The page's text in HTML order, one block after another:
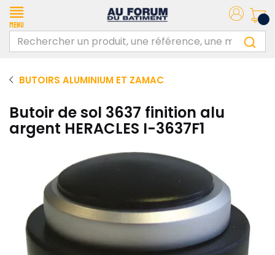
Menu
BUTOIRS ALUMINIUM ET ZAMAC
Butoir de sol 3637 finition alu
argent HERACLES I-3637F1